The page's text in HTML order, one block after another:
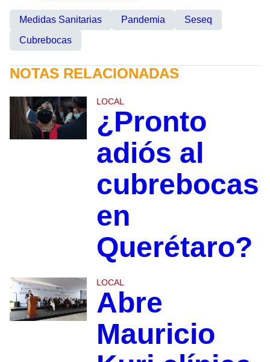
Medidas Sanitarias Pandemia
Seseq
Cubrebocas
NOTAS RELACIONADAS
LOCAL
¿Pronto
adiós al
cubrebocas
en
Querétaro?
LOCAL
Abre
Mauricio